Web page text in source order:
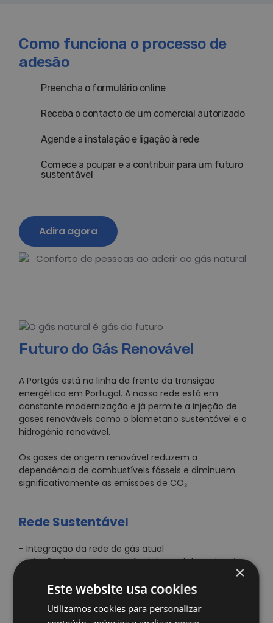
Como funciona o processo de
adesão
Preencha o formulário online
Receba o contacto de um comercial autorizado
Agende a instalação e ligação à rede
Comece a poupar e a contribuir para um futuro
sustentável
Adira agora
Futuro do Gás Renovável
A Portgás está na linha da frente da transição
energética em Portugal. A nossa rede está em
constante modernização e já permite a injeção de
gases renováveis como o biometano sustentável e o
hidrogénio renovável.
Os gases de origem renovável reduzem a
dependência de combustíveis fósseis e diminuem
significativamente as emissões de CO₂.
Rede Sustentável
- Integração da rede de gás atual
- Injeção de energia renovável de produtores locais
- Diversificação da matriz energética para famílias e
empresas.
×
Este website usa cookies
Utilizamos cookies para personalizar